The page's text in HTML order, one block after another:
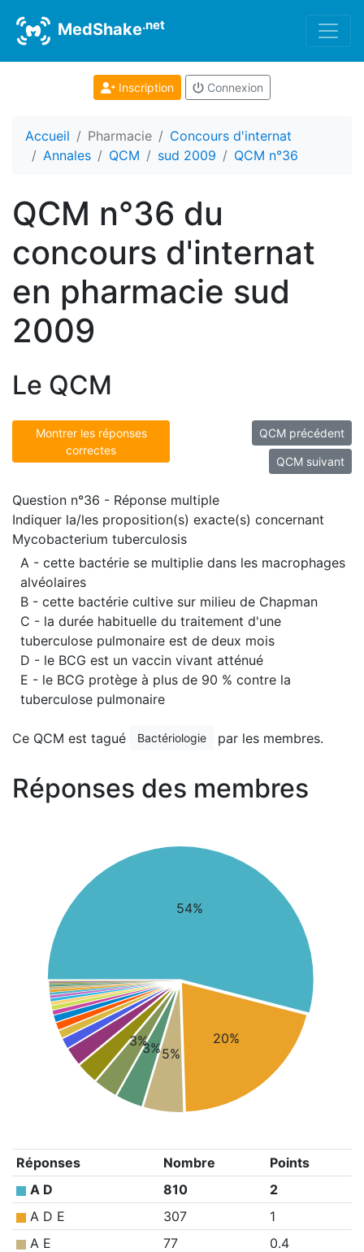
MedShake.net
Inscription Connexion
Accueil Pharmacie
Concours d'internat
Annales
QCM sud 2009 QCM n°36
QCM n°36 du
concours d'internat
en pharmacie sud
2009
Le QCM
Montrer les réponses
correctes
QCM précédent
QCM suivant
Question n°36 - Réponse multiple
Indiquer la/les proposition(s) exacte(s) concernant
Mycobacterium tuberculosis
A - cette bactérie se multiplie dans les macrophages
alvéolaires
B - cette bactérie cultive sur milieu de Chapman
C - la durée habituelle du traitement d'une
tuberculose pulmonaire est de deux mois
D - le BCG est un vaccin vivant atténué
E - le BCG protège à plus de 90 % contre la
tuberculose pulmonaire
Ce QCM est tagué Bactériologie par les membres.
Réponses des membres
54%
20%
5%
3%
3%
Réponses Nombre
Points
A D
810
2
A D E
307
1
A E
77
0.4